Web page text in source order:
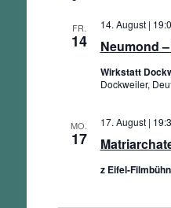
FR.
14 Neumond
14. August |
Wirkstatt
Dockweiler,
MO.
17
17. August |
z Eifel-